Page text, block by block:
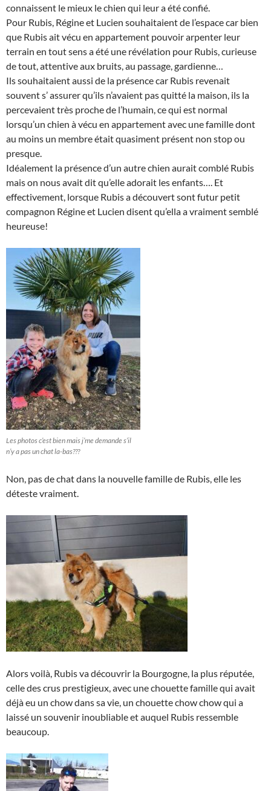
connaissent le mieux le chien qui leur a été confié.
Pour Rubis, Régine et Lucien souhaitaient de l’espace car bien
que Rubis ait vécu en appartement pouvoir arpenter leur
terrain en tout sens a été une révélation pour Rubis, curieuse
de tout, attentive aux bruits, au passage, gardienne…
Ils souhaitaient aussi de la présence car Rubis revenait
souvent s’ assurer qu’ils n’avaient pas quitté la maison, ils la
percevaient très proche de l’humain, ce qui est normal
lorsqu’un chien à vécu en appartement avec une famille dont
au moins un membre était quasiment présent non stop ou
presque.
Idéalement la présence d’un autre chien aurait comblé Rubis
mais on nous avait dit qu’elle adorait les enfants…. Et
effectivement, lorsque Rubis a découvert sont futur petit
compagnon Régine et Lucien disent qu’ella a vraiment semblé
heureuse!
Les photos c’est bien mais j’me demande s’il
n’y a pas un chat la-bas???
Non, pas de chat dans la nouvelle famille de Rubis, elle les
déteste vraiment.
Alors voilà, Rubis va découvrir la Bourgogne, la plus réputée,
celle des crus prestigieux, avec une chouette famille qui avait
déjà eu un chow dans sa vie, un chouette chow chow qui a
laissé un souvenir inoubliable et auquel Rubis ressemble
beaucoup.